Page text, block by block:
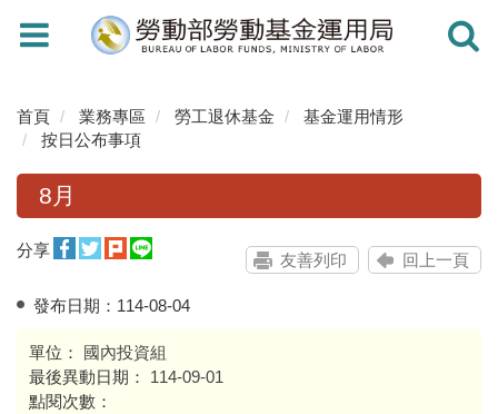
Toggle
navigation
Toggle
首頁 業務專區 勞工退休基金
基金運用情形
按日公布事項
8月
分享
友善列印 回上一頁
發布日期： 114-08-04
單位：
國內投資組
最後異動日期：
114-09-01
點閱次數：